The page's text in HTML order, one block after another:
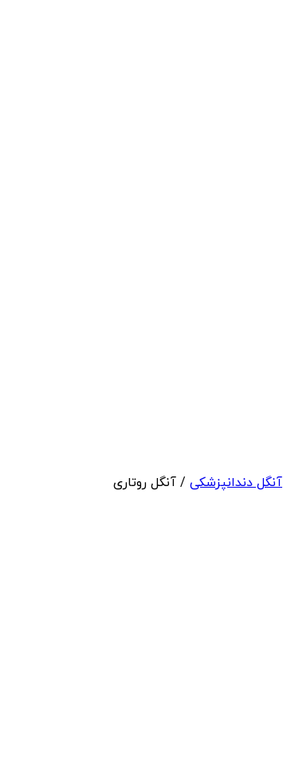
آنگل دندانپزشکی / آنگل روتاری